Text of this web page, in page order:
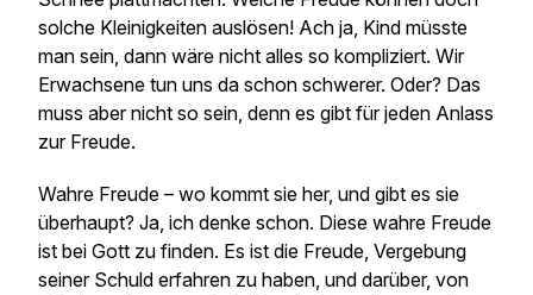
solche Kleinigkeiten auslösen! Ach ja, Kind müsste
man sein, dann wäre nicht alles so kompliziert. Wir
Erwachsene tun uns da schon schwerer. Oder? Das
muss aber nicht so sein, denn es gibt für jeden Anlass
zur Freude.
Wahre Freude – wo kommt sie her, und gibt es sie
überhaupt? Ja, ich denke schon. Diese wahre Freude
ist bei Gott zu finden. Es ist die Freude, Vergebung
seiner Schuld erfahren zu haben, und darüber, von